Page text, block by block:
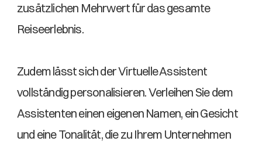
zusätzlichen Mehrwert für das gesamte
Reiseerlebnis.
Zudem lässt sich der Virtuelle Assistent
vollständig personalisieren. Verleihen Sie dem
Assistenten einen eigenen Namen, ein Gesicht
und eine Tonalität, die zu Ihrem Unternehmen